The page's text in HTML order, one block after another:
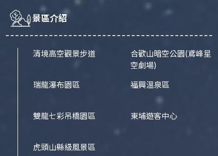
景區介紹
清境高空觀景步道
瑞龍瀑布園區
雙龍七彩吊橋園區
虎頭山縣級風景區
合歡山暗空公園(鳶峰星
空劇場)
福興溫泉區
東埔遊客中心